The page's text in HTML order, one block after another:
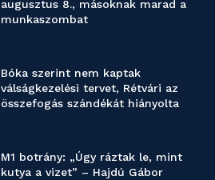
augusztus 8., másoknak marad a
munkaszombat
Bóka szerint nem kaptak
válságkezelési tervet, Rétvári az
összefogás szándékát hiányolta
M1 botrány: „Úgy ráztak le, mint
kutya a vizet” – Hajdú Gábor